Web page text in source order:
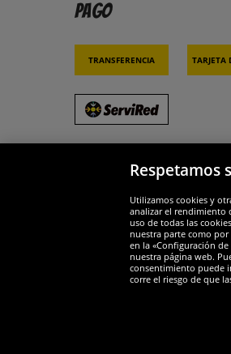
Pago
Transferencia Tarjeta
Widerruf
Respetamos
Utilizamos cookies y
analizar el rendimiento
uso de todas las
nuestra parte como
en la «Configuración
nuestra página web.
consentimiento puede
corre el riesgo de que